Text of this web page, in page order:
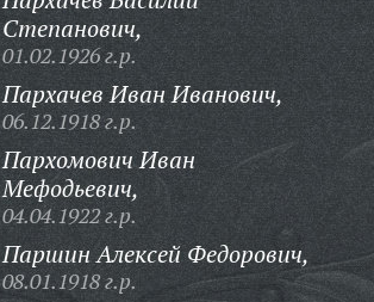
Степанович,
01.02.1926 г.р.
Пархачев Иван Иванович,
06.12.1918 г.р.
Пархомович Иван
Мефодьевич,
04.04.1922 г.р.
Паршин Алексей Федорович,
08.01.1918 г.р.